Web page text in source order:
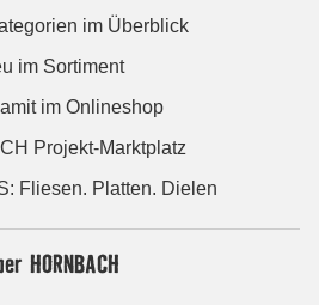
im Überblick
im Sortiment
im Onlineshop
Projekt-Marktplatz
Fliesen. Platten. Dielen
HORNBACH